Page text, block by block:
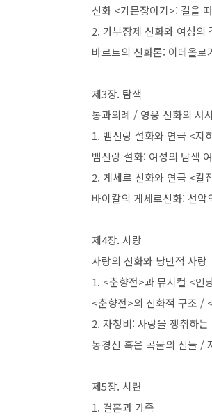
신화 <가믄장아기>: 길을
2. 가부장제 신화와 여성의
바르트의 신화론: 이데올로
제3장. 탐색
통과의례 / 영웅 신화의 서
1. 뱀신랑 설화와 연극 <지
뱀신랑 설화: 여성의 탐색
2. 게세르 신화와 연극 <칼
바이칼의 게세르신화: 선악
제4장. 사랑
사랑의 신화와 낭만적 사랑
1. <춘향전>과 뮤지컬 <인
<춘향전>의 신화적 구조 / <
2. 자청비: 사랑을 쟁취하는
농경신 혹은 곡물의 신들 /
제5장. 시련
1. 결혼과 가족